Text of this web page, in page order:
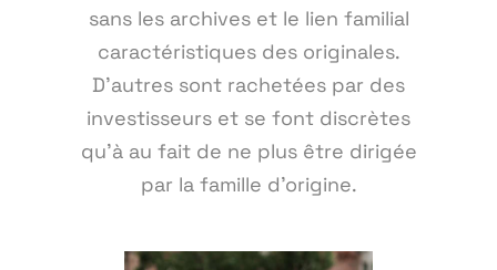
sans les archives et le lien familial
caractéristiques des originales.
D'autres sont rachetées par des
investisseurs et se font discrètes
qu'à au fait de ne plus être dirigée
par la famille d'origine.